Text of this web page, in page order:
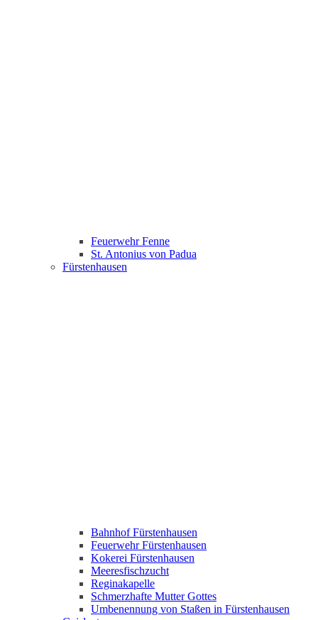
Feuerwehr Fenne
St. Antonius von Padua
Fürstenhausen
Bahnhof Fürstenhausen
Feuerwehr Fürstenhausen
Kokerei Fürstenhausen
Meeresfischzucht
Reginakapelle
Schmerzhafte Mutter Gottes
Umbenennung von Staßen in Fürstenhausen